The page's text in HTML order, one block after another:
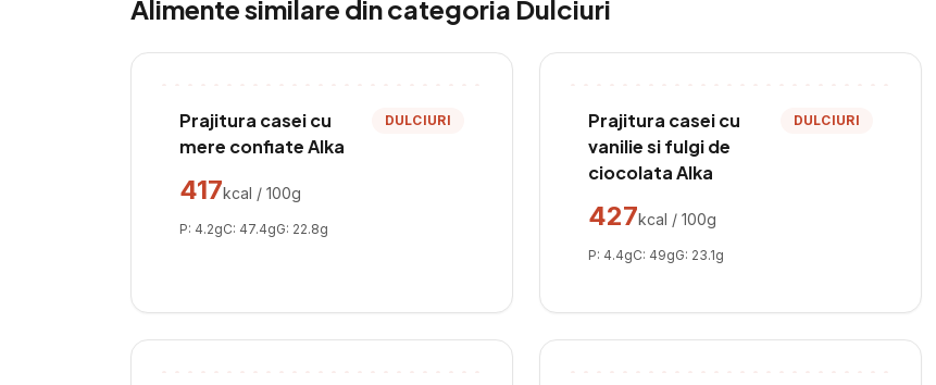
Alimente similare din categoria Dulciuri
Prajitura casei cu
mere confiate Alka
DULCIURI
417kcal / 100g
P: 4.2gC: 47.4gG: 22.8g
Prajitura casei cu
vanilie si fulgi de
ciocolata Alka
DULCIURI
427kcal / 100g
P: 4.4gC: 49gG: 23.1g